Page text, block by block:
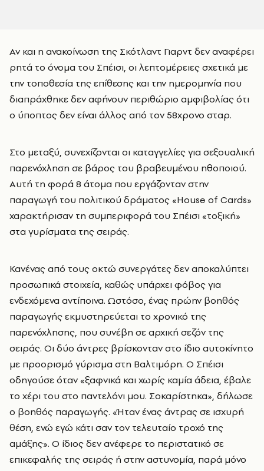
Αν και η ανακοίνωση της Σκότλαντ Γιαρντ δεν αναφέρει
ρητά το όνομα του Σπέισι, οι λεπτομέρειες σχετικά με
την τοποθεσία της επίθεσης και την ημερομηνία που
διαπράχθηκε δεν αφήνουν περιθώριο αμφιβολίας ότι
ο ύποπτος δεν είναι άλλος από τον 58χρονο σταρ.
Στο μεταξύ, συνεχίζονται οι καταγγελίες για σεξουαλική
παρενόχληση σε βάρος του βραβευμένου ηθοποιού.
Αυτή τη φορά 8 άτομα που εργάζονταν στην
παραγωγή του πολιτικού δράματος «House of Cards»
χαρακτήρισαν τη συμπεριφορά του Σπέισι «τοξική»
στα γυρίσματα της σειράς.
Κανένας από τους οκτώ συνεργάτες δεν αποκαλύπτει
προσωπικά στοιχεία, καθώς υπάρχει φόβος για
ενδεχόμενα αντίποινα. Ωστόσο, ένας πρώην βοηθός
παραγωγής εκμυστηρεύεται το χρονικό της
παρενόχλησης, που συνέβη σε αρχική σεζόν της
σειράς. Οι δύο άντρες βρίσκονταν στο ίδιο αυτοκίνητο
με προορισμό γύρισμα στη Βαλτιμόρη. Ο Σπέισι
οδηγούσε όταν «ξαφνικά και χωρίς καμία άδεια, έβαλε
το χέρι του στο παντελόνι μου. Σοκαρίστηκα», δήλωσε
ο βοηθός παραγωγής. «Ήταν ένας άντρας σε ισχυρή
θέση, ενώ εγώ κάτι σαν τον τελευταίο τροχό της
αμάξης». Ο ίδιος δεν ανέφερε το περιστατικό σε
επικεφαλής της σειράς ή στην αστυνομία, παρά μόνο